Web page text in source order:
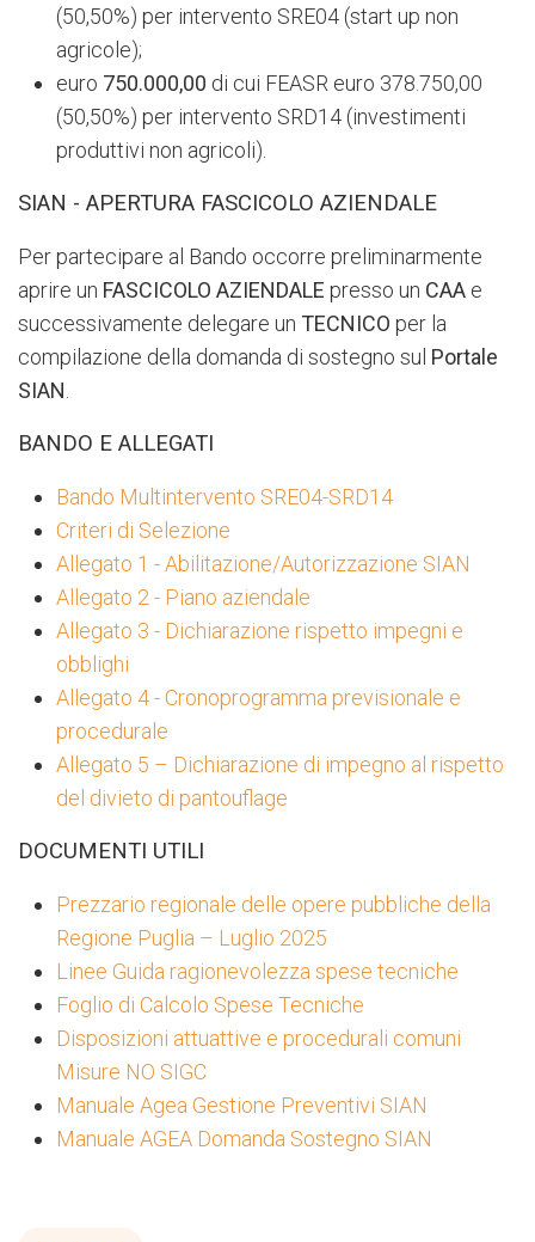
(50,50%) per intervento SRE04 (start up non
agricole);
euro 750.000,00 di cui FEASR euro 378.750,00
(50,50%) per intervento SRD14 (investimenti
produttivi non agricoli).
SIAN - APERTURA FASCICOLO AZIENDALE
Per partecipare al Bando occorre preliminarmente
aprire un FASCICOLO AZIENDALE presso un CAA e
successivamente delegare un TECNICO per la
compilazione della domanda di sostegno sul Portale
SIAN
BANDO E ALLEGATI
Bando Multintervento SRE04-SRD14
Criteri di Selezione
Allegato 1 - Abilitazione/Autorizzazione SIAN
Allegato 2 - Piano aziendale
Allegato 3 - Dichiarazione rispetto impegni e
obblighi
Allegato 4 - Cronoprogramma previsionale e
procedurale
Allegato 5 – Dichiarazione di impegno al rispetto
del divieto di pantouflage
DOCUMENTI UTILI
Prezzario regionale delle opere pubbliche della
Regione Puglia – Luglio 2025
Linee Guida ragionevolezza spese tecniche
Foglio di Calcolo Spese Tecniche
Disposizioni attuattive e procedurali comuni
Misure NO SIGC
Manuale Agea Gestione Preventivi SIAN
Manuale AGEA Domanda Sostegno SIAN